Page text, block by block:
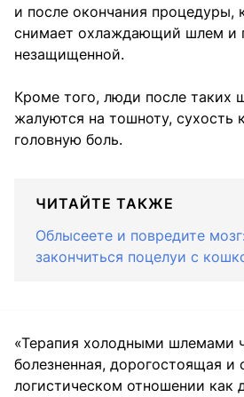
и после окончания процедуры,
снимает охлаждающий шлем и
незащищенной.
Кроме того, люди после таких
жалуются на тошноту, сухость
головную боль.
ЧИТАЙТЕ ТАКЖЕ
Облысеете и повредите
закончиться поцелуи с
«Терапия холодными шлемами
болезненная, дорогостоящая и
логистическом отношении как